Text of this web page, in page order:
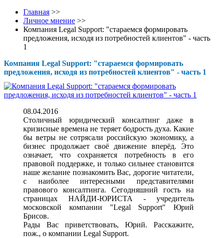
Главная >>
Личное мнение >>
Компания Legal Support: "стараемся формировать
предложения, исходя из потребностей клиентов" - часть
1
Компания Legal Support: "стараемся формировать
предложения, исходя из потребностей клиентов" - часть 1
08.04.2016
Столичный юридический консалтинг даже в
кризисные времена не теряет бодрость духа. Какие
бы ветры не сотрясали российскую экономику, а
бизнес продолжает своё движение вперёд. Это
означает, что сохраняется потребность в его
правовой поддержке, и только сильнее становится
наше желание познакомить Вас, дорогие читатели,
с наиболее интересными представителями
правового консалтинга. Сегодняшний гость на
страницах НАЙДИ-ЮРИСТА - учредитель
московской компании "Legal Support" Юрий
Брисов.
Рады Вас приветствовать, Юрий. Расскажите,
пож., о компании Legal Support.